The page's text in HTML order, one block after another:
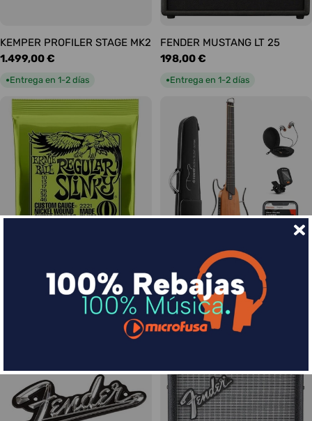
KEMPER PROFILER STAGE MK2
Precio
habitual
1.499,00 €
●Entrega en 1-2 días
FENDER MUSTANG LT 25
Precio
habitual
198,00 €
●Entrega en 1-2 días
Slinky Regular 10-46
DONNER HUSH-I Silent Guitar
Caoba
Precio
habitual
339,00 €
Entrega en 1-2 días